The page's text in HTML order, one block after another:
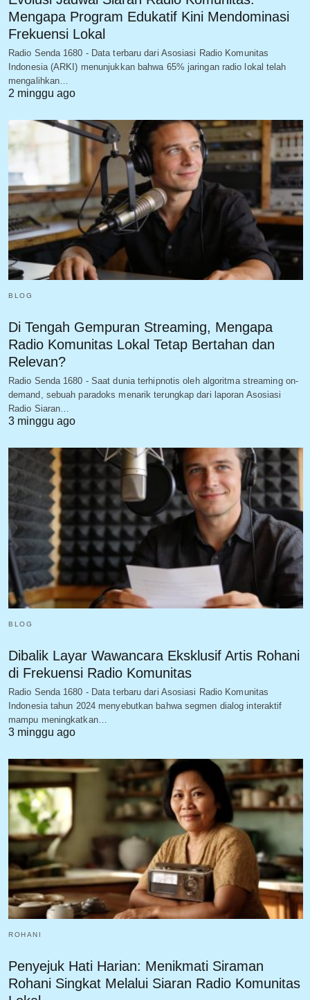
Mengapa Program Edukatif Kini Mendominasi
Frekuensi Lokal
Radio Senda 1680 - Data terbaru dari Asosiasi Radio Komunitas
Indonesia (ARKI) menunjukkan bahwa 65% jaringan radio lokal telah
mengalihkan…
2 minggu ago
BLOG
Di Tengah Gempuran Streaming, Mengapa
Radio Komunitas Lokal Tetap Bertahan dan
Relevan?
Radio Senda 1680 - Saat dunia terhipnotis oleh algoritma streaming on-
demand, sebuah paradoks menarik terungkap dari laporan Asosiasi
Radio Siaran…
3 minggu ago
BLOG
Dibalik Layar Wawancara Eksklusif Artis Rohani
di Frekuensi Radio Komunitas
Radio Senda 1680 - Data terbaru dari Asosiasi Radio Komunitas
Indonesia tahun 2024 menyebutkan bahwa segmen dialog interaktif
mampu meningkatkan…
3 minggu ago
ROHANI
Penyejuk Hati Harian: Menikmati Siraman
Rohani Singkat Melalui Siaran Radio Komunitas